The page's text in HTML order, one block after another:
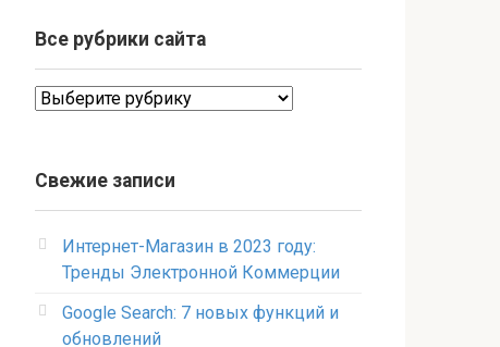
Все рубрики сайта
Все
Свежие записи
Интернет-Магазин в 2023 году:
Тренды Электронной Коммерции
Google Search: 7 новых функций и
обновлений